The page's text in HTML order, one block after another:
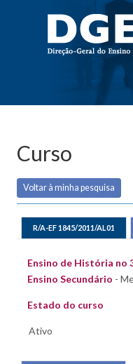
Curso
Voltar à minha pesquisa
R/A-EF 1845/2011/AL01
Ensino de História no
Ensino Secundário -
Estado do curso